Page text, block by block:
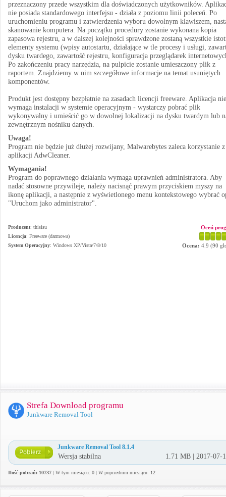
przeznaczony przede wszystkim dla doświadczonych użytkowników.
nie posiada standardowego interfejsu - działa z poziomu linii poleceń. Po
uruchomieniu programu i zatwierdzenia wyboru dowolnym klawiszem,
skanowanie komputera. Na początku procedury zostanie wykonana kopia
zapasowa rejestru, a w dalszej kolejności sprawdzone zostaną wszystkie
elementy systemu (wpisy autostartu, działające w tle procesy i usługi,
dysku twardego, zawartość rejestru, konfiguracja przeglądarek
Po zakończeniu pracy narzędzia, na pulpicie zostanie umieszczony plik z
raportem. Znajdziemy w nim szczegółowe informacje na temat usuniętych
komponentów.
Produkt jest dostępny bezpłatnie na zasadach licencji freeware. Aplikacja nie
wymaga instalacji w systemie operacyjnym - wystarczy pobrać plik
wykonywalny i umieścić go w dowolnej lokalizacji na dysku twardym lub
zewnętrznym nośniku danych.
Uwaga!
Program nie będzie już dłużej rozwijany, Malwarebytes zaleca korzystanie z
aplikacji AdwCleaner.
Wymagania!
Program do poprawnego działania wymaga uprawnień administratora. Aby
nadać stosowne przywileje, należy nacisnąć prawym przyciskiem myszy na
ikonę aplikacji, a następnie z wyświetlonego menu kontekstowego wybrać
"Uruchom jako administrator".
Producent: thisisu
Licencja: Freeware (darmowa)
System Operacyjny: Windows XP/Vista/7/8/10
Oceń
Ocena: 4.9 (90
Strefa Download programu
Junkware Removal Tool
Junkware Removal Tool 8.1.4
Wersja stabilna 1.71 MB | 2017-07-
Ilość pobrań: 10737 | W tym miesiącu: 0 | W poprzednim miesiącu: 12